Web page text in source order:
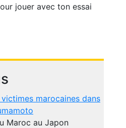
jouer avec ton essai
marocaines dans
Maroc au Japon